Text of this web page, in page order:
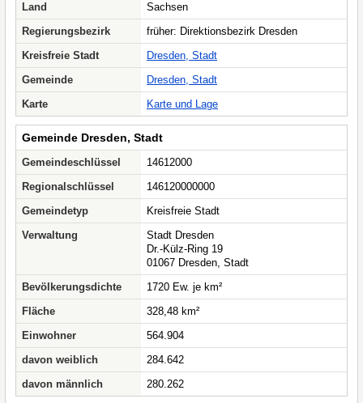
Land
Sachsen
Regierungsbezirk
früher: Direktionsbezirk Dresden
Kreisfreie Stadt
Dresden, Stadt
Gemeinde
Dresden, Stadt
Karte
Karte und Lage
Gemeinde Dresden, Stadt
Gemeindeschlüssel
14612000
Regionalschlüssel
146120000000
Gemeindetyp
Kreisfreie Stadt
Verwaltung
Stadt Dresden
Dr.-Külz-Ring 19
01067 Dresden, Stadt
Bevölkerungsdichte
1720 Ew. je km²
Fläche
328,48 km²
Einwohner
564.904
davon weiblich
284.642
davon männlich
280.262